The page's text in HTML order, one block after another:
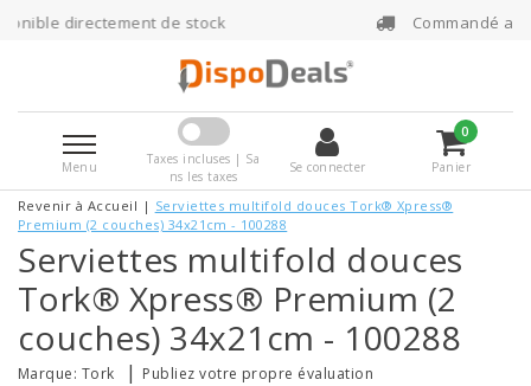
Commandé avant 16h00, expédié le
Menu
Taxes incluses | Sa
ns les taxes
Se connecter
0
Panier
Revenir à Accueil | Serviettes multifold douces Tork® Xpress®
Premium (2 couches) 34x21cm - 100288
Serviettes multifold douces
Tork® Xpress® Premium (2
couches) 34x21cm - 100288
Marque: Tork | Publiez votre propre évaluation